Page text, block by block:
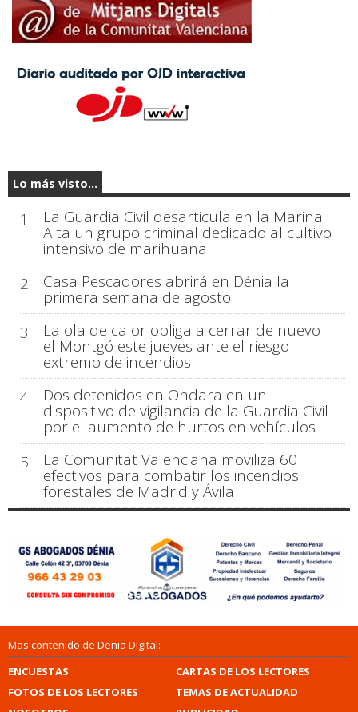
Lo más visto...
1 La Guardia Civil desarticula en la Marina
Alta un grupo criminal dedicado al cultivo
intensivo de marihuana
2
Casa Pescadores abrirá en Dénia la
primera semana de agosto
3
La ola de calor obliga a cerrar de nuevo
el Montgó este jueves ante el riesgo
extremo de incendios
4
Dos detenidos en Ondara en un
dispositivo de vigilancia de la Guardia Civil
por el aumento de hurtos en vehículos
5
La Comunitat Valenciana moviliza 60
efectivos para combatir los incendios
forestales de Madrid y Ávila
Mas contenido de Denia Digital:
ENCUESTAS
CARTAS DE LOS LECTORES
FOTOS DE LOS LECTORES
TEMAS DE ACTUALIDAD